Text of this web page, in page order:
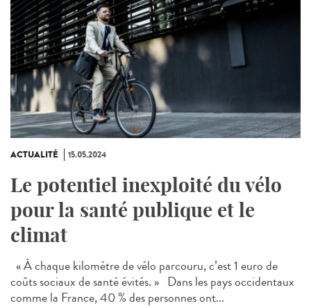
ACTUALITÉ 15.05.2024
Le potentiel inexploité du vélo
pour la santé publique et le
climat
« À chaque kilomètre de vélo parcouru, c’est 1 euro de
coûts sociaux de santé évités. » Dans les pays occidentaux
comme la France, 40 % des personnes ont...